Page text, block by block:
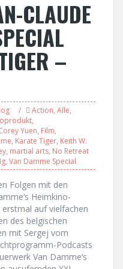
CLAUDE
–
Action, Alle,
,
Yuen, Film,
, Karate Tiger, Keith W.
, martial arts, No Retreat
, Van Damme Special
Folgen mit den
Heimkino-
auf vielfachen
des belgischen
mit Sergej vom
Podcasts
Van Damme‘s